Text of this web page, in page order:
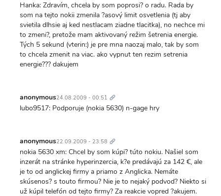
Hanka: Zdravím, chcela by som poprosi? o radu. Rada by
som na tejto nokii zmenila ?asový limit osvetlenia (tj aby
svietila dlhsie aj ked nestlacam ziadne tlacitka), no nechce mi
to zmeni?, pretože mam aktivovaný režim šetrenia energie.
Tých 5 sekund (vterin:) je pre mna naozaj malo, tak by som
to chcela zmenit na viac. ako vypnut ten rezim setrenia
energie??? dakujem
anonymous24.08.2009 - 00:51 odkaz
lubo9517: Podporuje (nokia 5630) n-gage hry
anonymous22.09.2009 - 23:58 odkaz
nokia 5630 xm: Chcel by som kúpi? túto nokiu. Našiel som
inzerát na stránke hyperinzercia, k?e predávajú za 142 €, ale
je to od anglickej firmy a priamo z Anglicka. Nemáte
skúsenos? s touto firmou? Nie je to nejaký podvod? Niekto si
už kúpil telefón od tejto firmy? Za reakcie vopred ?akujem.